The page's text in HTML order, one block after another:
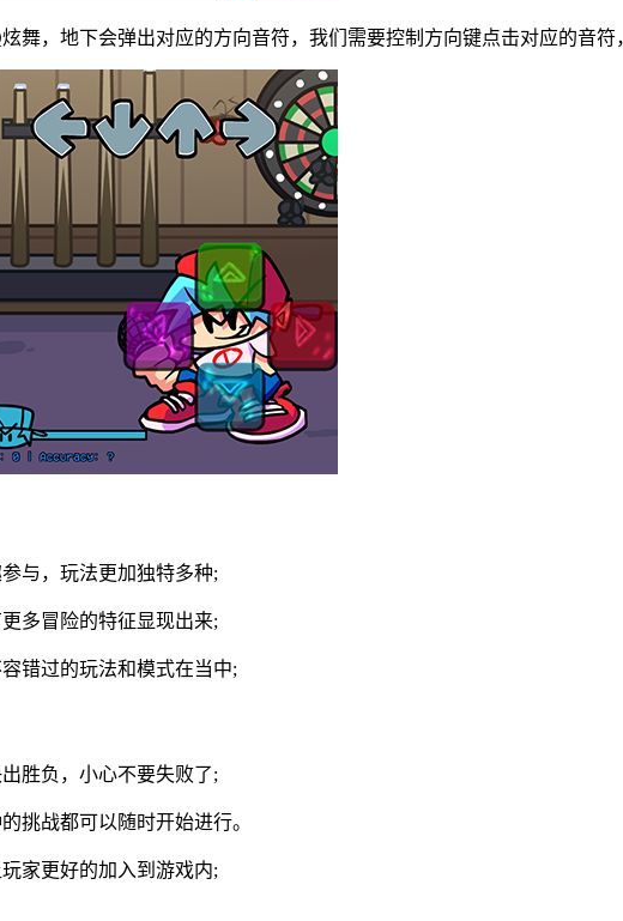
舞，地下会弹出对应的方向音符，我们需要控制方向键点击对应的音
与，玩法更加独特多种;
多冒险的特征显现出来;
错过的玩法和模式在当中;
胜负，小心不要失败了;
挑战都可以随时开始进行。
家更好的加入到游戏内;